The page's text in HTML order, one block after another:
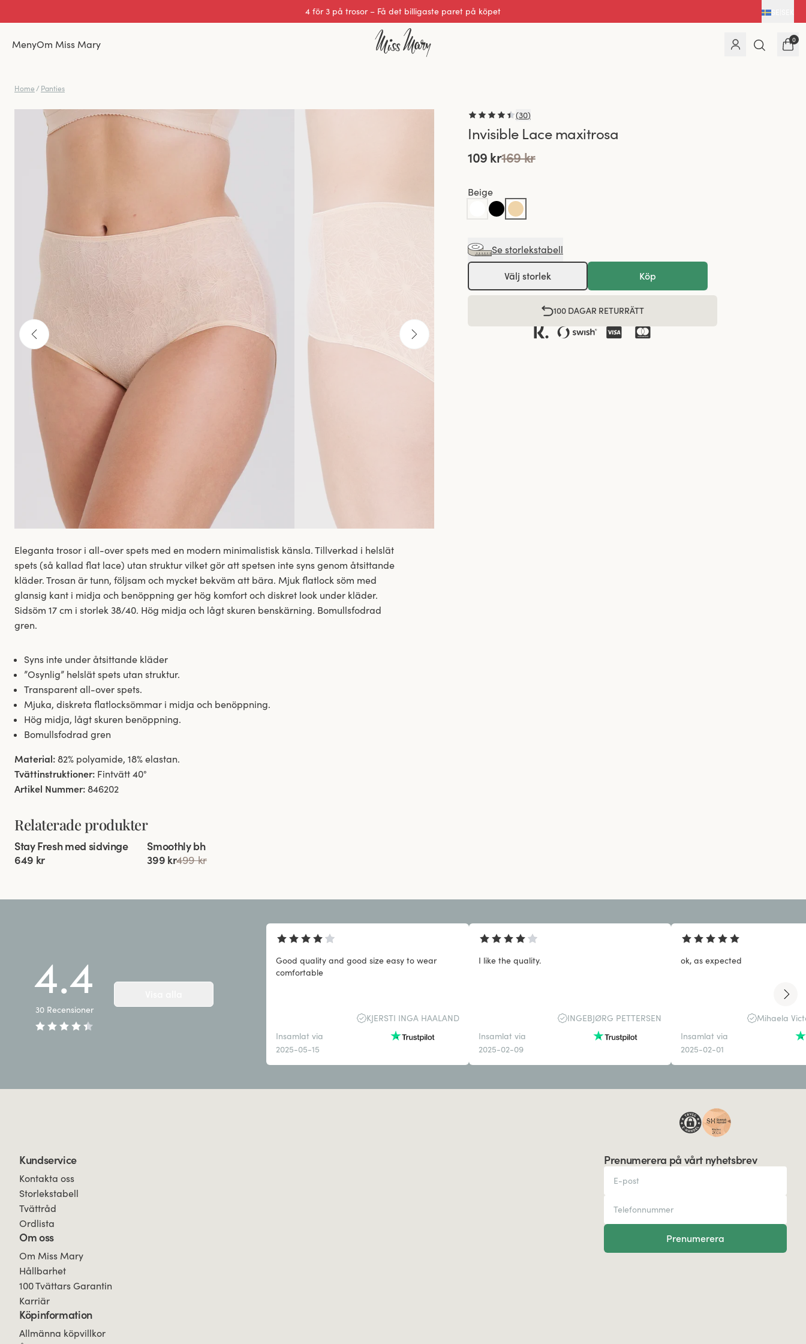
Utmärkt 0 av 5
MenyOm Miss Mary 0
Home / Panties
(30)
Invisible Lace maxitrosa
109 kr169 kr
Beige
Se storlekstabell
Välj storlek Köp
100 DAGAR RETURRÄTT
Eleganta trosor i all-over spets med en modern minimalistisk känsla. Tillverkad i helslät
spets (så kallad flat lace) utan struktur vilket gör att spetsen inte syns genom åtsittande
kläder. Trosan är tunn, följsam och mycket bekväm att bära. Mjuk flatlock söm med
glansig kant i midja och benöppning ger hög komfort och diskret look under kläder.
Sidsöm 17 cm i storlek 38/40. Hög midja och lågt skuren benskärning. Bomullsfodrad
gren.
Syns inte under åtsittande kläder
”Osynlig” helslät spets utan struktur.
Transparent all-over spets.
Mjuka, diskreta flatlocksömmar i midja och benöppning.
Hög midja, lågt skuren benöppning.
Bomullsfodrad gren
Material: 82% polyamide, 18% elastan.
Tvättinstruktioner: Fintvätt 40°
Artikel Nummer: 846202
Relaterade produkter
Viewing image 1 of 6
Extra bred rygg
Stay Fresh med sidvinge
649 kr
Viewing image 1 of 7
Smoothly bh
399 kr499 kr
4.4
30 Recensioner
Good quality and good size easy to wear
comfortable
KJERSTI INGA HAALAND
Insamlat via
2025-05-15
I like the quality.
INGEBJØRG PETTERSEN
Insamlat via
2025-02-09
ok, as expected
Mihaela
Insamlat via
2025-02-01
Prenumerera på vårt nyhetsbrev
Prenumerera
Kundservice
Kontakta oss
Storlekstabell
Tvättråd
Ordlista
Om oss
Om Miss Mary
Hållbarhet
100 Tvättars Garantin
Karriär
Köpinformation
Allmänna köpvillkor